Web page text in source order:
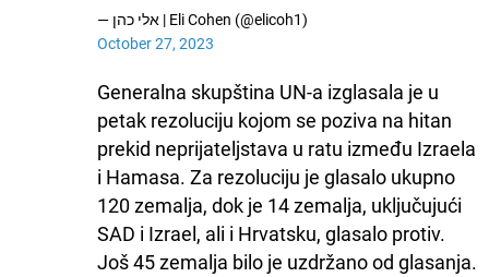
— אלי כהן | Eli Cohen (@elicoh1)
October 27, 2023
Generalna skupština UN-a izglasala je u
petak rezoluciju kojom se poziva na hitan
prekid neprijateljstava u ratu između Izraela
i Hamasa. Za rezoluciju je glasalo ukupno
120 zemalja, dok je 14 zemalja, uključujući
SAD i Izrael, ali i Hrvatsku, glasalo protiv.
Još 45 zemalja bilo je uzdržano od glasanja.